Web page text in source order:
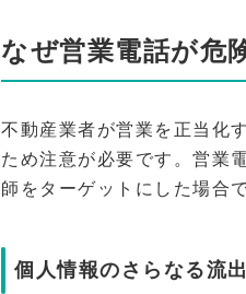
なぜ営業電話が危
不動産業者が営業を正当化
ため注意が必要です。営業
師をターゲットにした場合
個人情報のさらなる流出